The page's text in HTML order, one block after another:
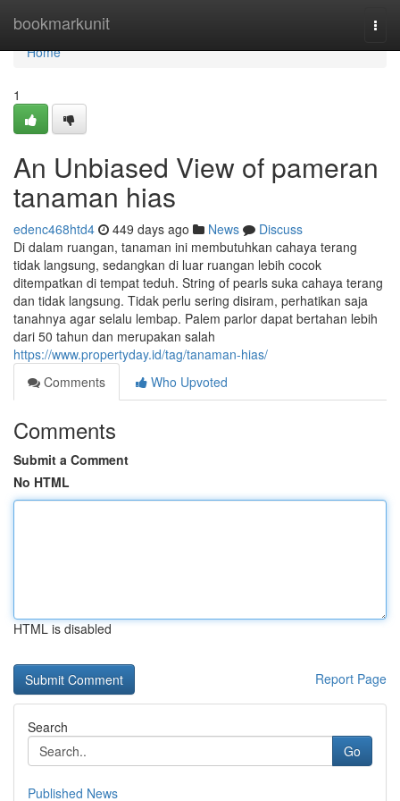
bookmarkunit
Home
Home
1
An Unbiased View of pameran
tanaman hias
edenc468htd4 449 days ago News
Discuss
Di dalam ruangan, tanaman ini membutuhkan cahaya terang
tidak langsung, sedangkan di luar ruangan lebih cocok
ditempatkan di tempat teduh. String of pearls suka cahaya terang
dan tidak langsung. Tidak perlu sering disiram, perhatikan saja
tanahnya agar selalu lembap. Palem parlor dapat bertahan lebih
dari 50 tahun dan merupakan salah
https://www.propertyday.id/tag/tanaman-hias/
Comments
Who Upvoted
Comments
Submit a Comment
No HTML
HTML is disabled
Report Page
Search
Go
Published News